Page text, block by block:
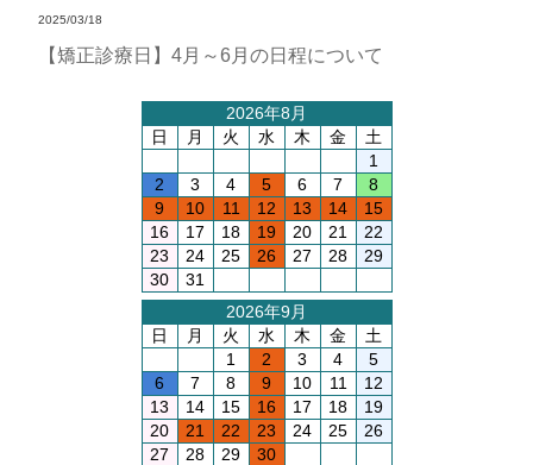
2025/03/18
【矯正診療日】4月～6月の日程について
2026年8月
日
月 火 水 木 金
土
1
2
3 4 5 6 7
8
9
10 11 12 13 14
15
16
17 18 19 20 21
22
23
24 25 26 27 28
29
30
31
2026年9月
日
月 火 水 木 金
土
1
2 3 4
5
6
7 8 9 10 11
12
13
14 15 16 17 18
19
20
21 22 23 24 25
26
27
28 29 30